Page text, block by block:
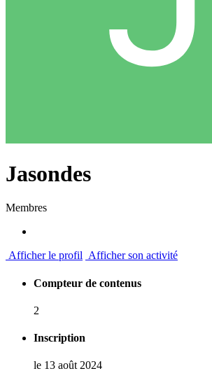
Jasondes
Membres
Afficher le profil Afficher son activité
Compteur de contenus
2
Inscription
le 13 août 2024